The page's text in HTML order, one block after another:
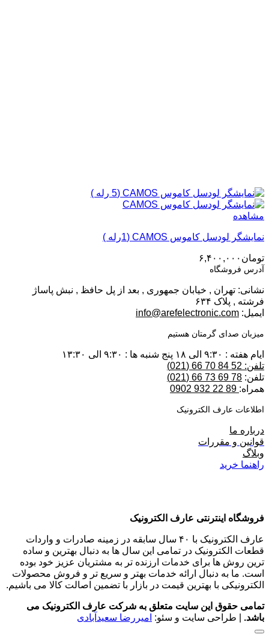
مشاهده
نمایشگر لودسل کاموس CAMOS (1رله )
تومان ۶,۴۰۰,۰۰۰
آدرس فروشگاه
نشانی: تهران , خیابان جمهوری , بعد از پل حافظ , نبش پاساژ
فرشته , پلاک ۶۳۴
ایمیل: info@arefelectronic.com
میزبان صدای گرمتان هستیم
ایام هفته : ۹:۳۰ الی ۱۸ پنج شنبه ها : ۹:۳۰ الی ۱۳:۳۰
تلفن: 52 84 70 66 (021)
تلفن: 78 69 73 66 (021)
همراه:
اطلاعات عارف الکترونیک
درباره ما
قوانین و مقررات
وبلاگ
راهنما خرید
فروشگاه اینترنتی عارف الکترونیک
عارف الکترونیک با ۴۰ سال سابقه در زمینه صادرات و واردات
قطعات الکترونیک در تمامی این سال ها به دنبال بهترین و ساده
ترین روش ها برای خدمات ارزنده تر به مشتریان عزیز خود بوده
است. ما به دنبال ارائه خدمات بهتر و سریع تر و فروش محصولات
الکترونیکی با بهترین قیمت در بازار با تضمین اصالت کالا می باشیم.
تمامی حقوق این سایت متعلق به شرکت عارف الکترونیک می
باشد. | طراحی سایت و سئو: امیررضا سعیدآبادی